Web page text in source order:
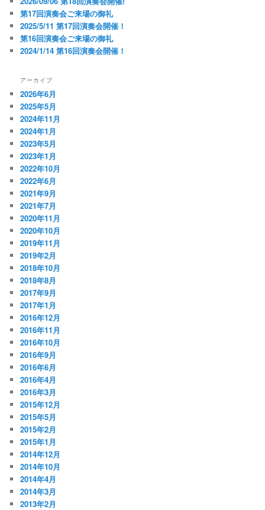
ン
第17回演奏会ご来場の御礼
2025/5/11 第17回演奏会開催！
第16回演奏会ご来場の御礼
2024/1/14 第16回演奏会開催！
アーカイブ
2026年6月
2025年5月
2024年11月
2024年1月
2023年5月
2023年1月
2022年10月
2022年6月
2021年9月
2021年7月
2020年11月
2020年10月
2019年11月
2019年2月
2018年10月
2018年8月
2017年9月
2017年1月
2016年12月
2016年11月
2016年10月
2016年9月
2016年6月
2016年4月
2016年3月
2015年12月
2015年5月
2015年2月
2015年1月
2014年12月
2014年10月
2014年4月
2014年3月
2013年2月